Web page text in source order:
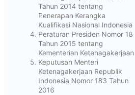
Tahun 2014 tentang
Penerapan Kerangka
Kualifikasi Nasional Indonesia
Peraturan Presiden Nomor 18
Tahun 2015 tentang
Kementerian Ketenagakerjaan
Keputusan Menteri
Ketenagakerjaan Republik
Indonesia Nomor 183 Tahun
2016